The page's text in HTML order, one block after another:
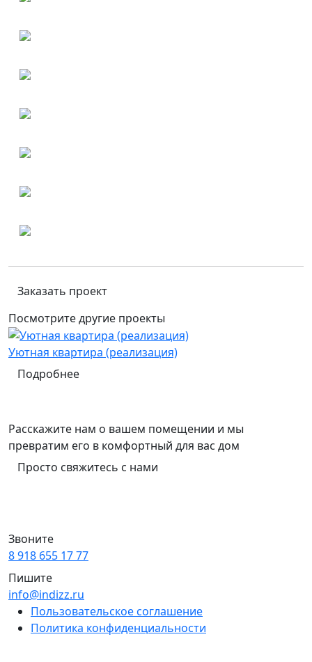
Заказать проект
Посмотрите другие проекты
Уютная квартира (реализация)
Подробнее
Расскажите нам о вашем помещении и мы
превратим его в комфортный для вас дом
Просто свяжитесь с нами
Звоните
8 918 655 17 77
Пишите
info@indizz.ru
Пользовательское соглашение
Политика конфиденциальности